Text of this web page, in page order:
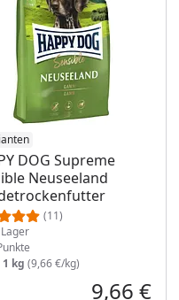
DOG Supreme
Neuseeland
(11)
am Lager
1 kg (9,66 €/kg)
9,66 €